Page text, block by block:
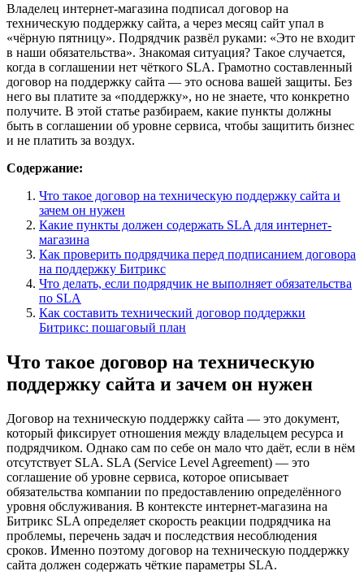
Владелец интернет-магазина подписал договор на
техническую поддержку сайта, а через месяц сайт упал в
«чёрную пятницу». Подрядчик развёл руками: «Это не входит
в наши обязательства». Знакомая ситуация? Такое случается,
когда в соглашении нет чёткого SLA. Грамотно составленный
договор на поддержку сайта — это основа вашей защиты. Без
него вы платите за «поддержку», но не знаете, что конкретно
получите. В этой статье разбираем, какие пункты должны
быть в соглашении об уровне сервиса, чтобы защитить бизнес
и не платить за воздух.
Содержание:
Что такое договор на техническую поддержку сайта и
зачем он нужен
Какие пункты должен содержать SLA для интернет-
магазина
Как проверить подрядчика перед подписанием договора
на поддержку Битрикс
Что делать, если подрядчик не выполняет обязательства
по SLA
Как составить технический договор поддержки
Битрикс: пошаговый план
Что такое договор на техническую
поддержку сайта и зачем он нужен
Договор на техническую поддержку сайта — это документ,
который фиксирует отношения между владельцем ресурса и
подрядчиком. Однако сам по себе он мало что даёт, если в нём
отсутствует SLA. SLA (Service Level Agreement) — это
соглашение об уровне сервиса, которое описывает
обязательства компании по предоставлению определённого
уровня обслуживания. В контексте интернет-магазина на
Битрикс SLA определяет скорость реакции подрядчика на
проблемы, перечень задач и последствия несоблюдения
сроков. Именно поэтому договор на техническую поддержку
сайта должен содержать чёткие параметры SLA.